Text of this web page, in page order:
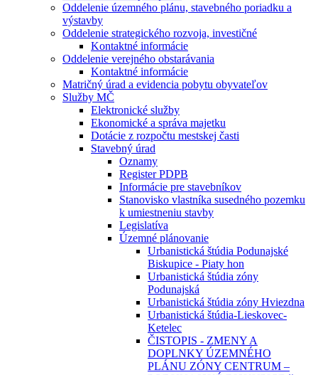
Oddelenie územného plánu, stavebného poriadku a
výstavby
Oddelenie strategického rozvoja, investičné
Kontaktné informácie
Oddelenie verejného obstarávania
Kontaktné informácie
Matričný úrad a evidencia pobytu obyvateľov
Služby MČ
Elektronické služby
Ekonomické a správa majetku
Dotácie z rozpočtu mestskej časti
Stavebný úrad
Oznamy
Register PDPB
Informácie pre stavebníkov
Stanovisko vlastníka susedného pozemku
k umiestneniu stavby
Legislatíva
Územné plánovanie
Urbanistická štúdia Podunajské
Biskupice - Piaty hon
Urbanistická štúdia zóny
Podunajská
Urbanistická štúdia zóny Hviezdna
Urbanistická štúdia-Lieskovec-
Ketelec
ČISTOPIS - ZMENY A
DOPLNKY ÚZEMNÉHO
PLÁNU ZÓNY CENTRUM –